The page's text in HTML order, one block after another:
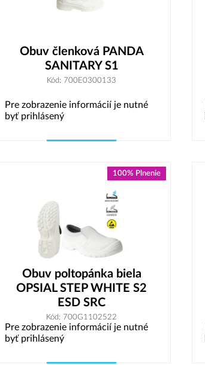
Obuv členková PANDA
SANITARY S1
Kód: 700E0300133
Pre zobrazenie informácií je nutné
byť prihlásený
100% Plnenie
Obuv poltopánka biela
OPSIAL STEP WHITE S2
ESD SRC
Kód: 700G1102522
Pre zobrazenie informácií je nutné
byť prihlásený